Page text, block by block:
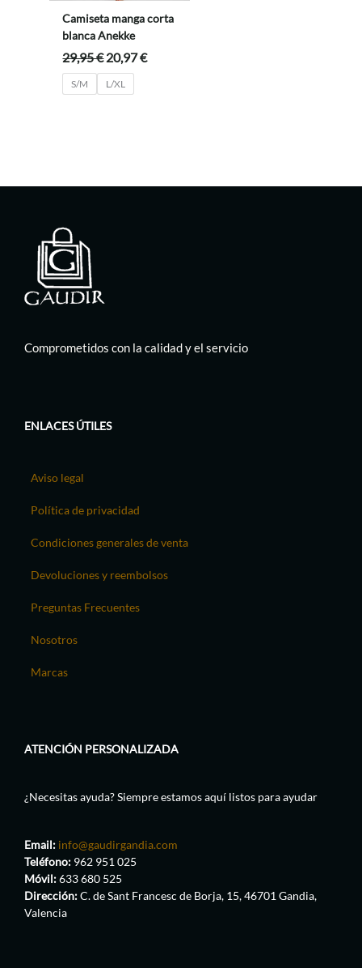
Camiseta manga corta
blanca Anekke
29,95€El
precio
original
20,97€El
S/M L/XL
Comprometidos con la calidad y el servicio
ENLACES ÚTILES
Aviso legal
Política de privacidad
Condiciones generales de venta
Devoluciones y reembolsos
Preguntas Frecuentes
Nosotros
Marcas
ATENCIÓN PERSONALIZADA
¿Necesitas ayuda? Siempre estamos aquí listos para ayudar
Email: info@gaudirgandia.com
Teléfono: 962 951 025
Móvil:633 680 525
Dirección:C. de Sant Francesc de Borja, 15, 46701 Gandia,
Valencia